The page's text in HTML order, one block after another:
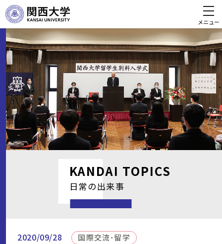
メニュー
KANDAI TOPICS
日常の出来事
2020/09/28 国際交流・留学